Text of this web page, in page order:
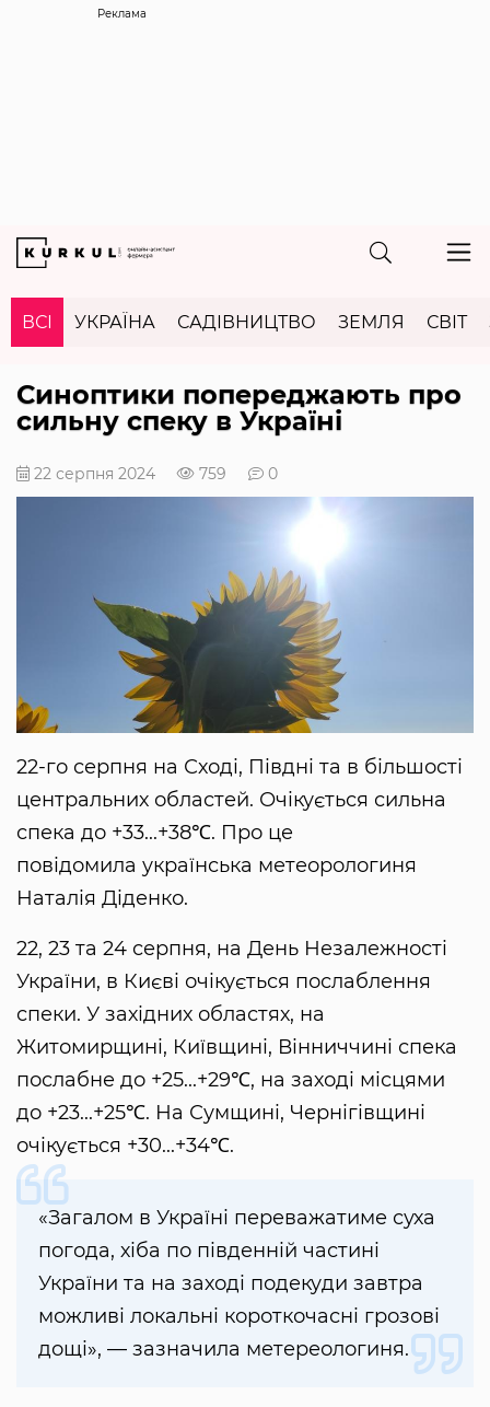
Реклама
ВСІ УКРАЇНА САДІВНИЦТВО ЗЕМЛЯ СВІТ
Синоптики попереджають про
сильну спеку в Україні
22 серпня 2024 759 0
22-го серпня на Сході, Півдні та в більшості
центральних областей. Очікується сильна
спека до +33...+38℃. Про це
повідомила українська метеорологиня
Наталія Діденко.
22, 23 та 24 серпня, на День Незалежності
України, в Києві очікується послаблення
спеки. У західних областях, на
Житомирщині, Київщині, Вінниччині спека
послабне до +25...+29℃, на заході місцями
до +23...+25℃. На Сумщині, Чернігівщині
очікується +30...+34℃.
«Загалом в Україні переважатиме суха
погода, хіба по південній частині
України та на заході подекуди завтра
можливі локальні короткочасні грозові
дощі», — зазначила метереологиня.